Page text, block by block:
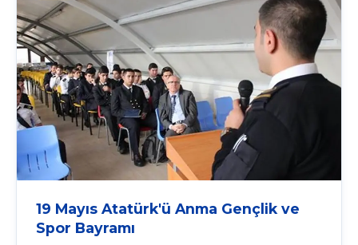
19 Mayıs Atatürk'ü Anma Gençlik ve
Spor Bayramı